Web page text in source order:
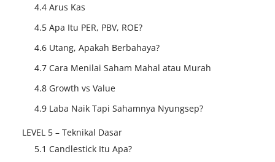
4.4 Arus Kas
4.5 Apa Itu PER, PBV, ROE?
4.6 Utang, Apakah Berbahaya?
4.7 Cara Menilai Saham Mahal atau Murah
4.8 Growth vs Value
4.9 Laba Naik Tapi Sahamnya Nyungsep?
LEVEL 5 – Teknikal Dasar
5.1 Candlestick Itu Apa?